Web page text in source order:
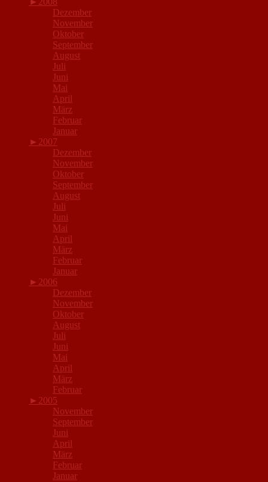
Dezember
November
Oktober
September
August
Juli
Juni
Mai
April
März
Februar
Januar
► 2007
Dezember
November
Oktober
September
August
Juli
Juni
Mai
April
März
Februar
Januar
► 2006
Dezember
November
Oktober
August
Juli
Juni
Mai
April
März
Februar
► 2005
November
September
Juni
April
März
Februar
Januar